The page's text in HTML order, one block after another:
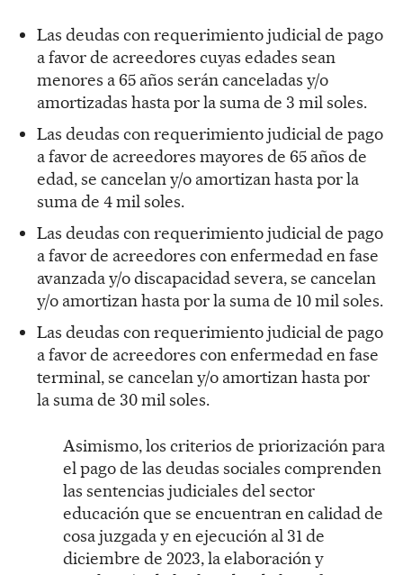
Las deudas con requerimiento judicial de pago
a favor de acreedores cuyas edades sean
menores a 65 años serán canceladas y/o
amortizadas hasta por la suma de 3 mil soles.
Las deudas con requerimiento judicial de pago
a favor de acreedores mayores de 65 años de
edad, se cancelan y/o amortizan hasta por la
suma de 4 mil soles.
Las deudas con requerimiento judicial de pago
a favor de acreedores con enfermedad en fase
avanzada y/o discapacidad severa, se cancelan
y/o amortizan hasta por la suma de 10 mil soles.
Las deudas con requerimiento judicial de pago
a favor de acreedores con enfermedad en fase
terminal, se cancelan y/o amortizan hasta por
la suma de 30 mil soles.
Asimismo, los criterios de priorización para
el pago de las deudas sociales comprenden
las sentencias judiciales del sector
educación que se encuentran en calidad de
cosa juzgada y en ejecución al 31 de
diciembre de 2023, la elaboración y